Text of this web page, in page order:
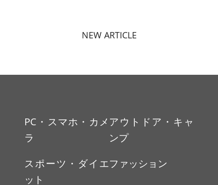
NEW ARTICLE
PC・スマホ・カメ
ラ
アウトドア・キャ
ンプ
スポーツ・ダイエ
ット
ファッション